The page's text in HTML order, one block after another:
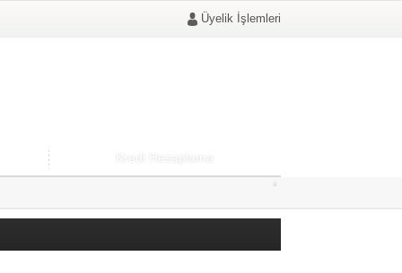
Üyelik İşlemleri